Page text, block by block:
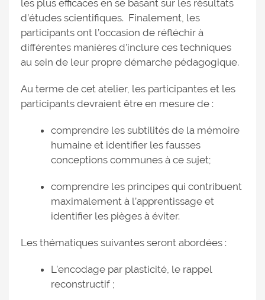
les plus efficaces en se basant sur les résultats
d’études scientifiques. Finalement, les
participants ont l’occasion de réfléchir à
différentes manières d’inclure ces techniques
au sein de leur propre démarche pédagogique.
Au terme de cet atelier, les participantes et les
participants devraient être en mesure de :
comprendre les subtilités de la mémoire
humaine et identifier les fausses
conceptions communes à ce sujet;
comprendre les principes qui contribuent
maximalement à l’apprentissage et
identifier les pièges à éviter.
Les thématiques suivantes seront abordées :
L’encodage par plasticité, le rappel
reconstructif ;